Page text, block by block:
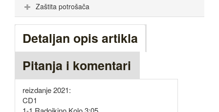
Zaštita potrošača
Detaljan opis artikla
Pitanja i komentari
reizdanje 2021:
CD1